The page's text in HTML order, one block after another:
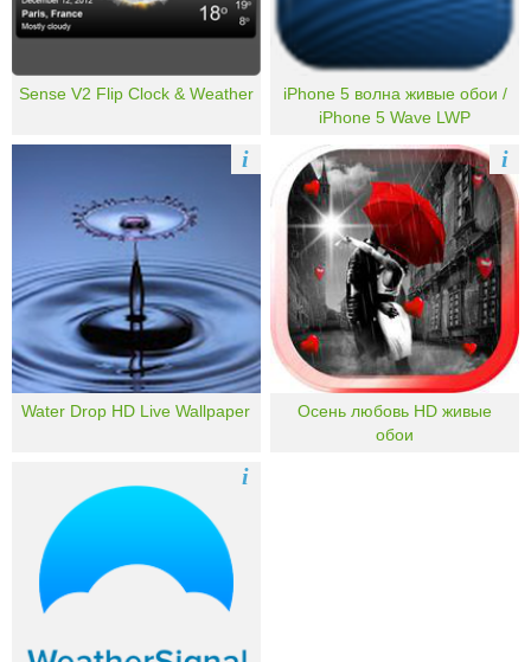
Sense V2 Flip Clock & Weather
iPhone 5 волна живые обои /
iPhone 5 Wave LWP
Water Drop HD Live Wallpaper
i
Осень любовь HD живые
обои
i
i